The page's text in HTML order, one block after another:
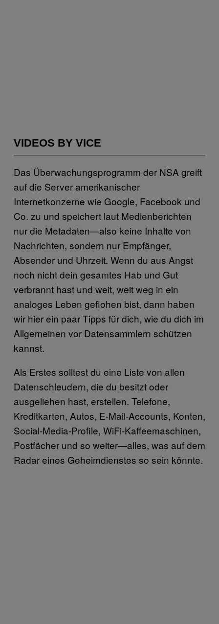
VIDEOS BY VICE
Das Überwachungsprogramm der NSA greift
auf die Server amerikanischer
Internetkonzerne wie Google, Facebook und
Co. zu und speichert laut Medienberichten
nur die Metadaten—also keine Inhalte von
Nachrichten, sondern nur Empfänger,
Absender und Uhrzeit. Wenn du aus Angst
noch nicht dein gesamtes Hab und Gut
verbrannt hast und weit, weit weg in ein
analoges Leben geflohen bist, dann haben
wir hier ein paar Tipps für dich, wie du dich im
Allgemeinen vor Datensammlern schützen
kannst.
Als Erstes solltest du eine Liste von allen
Datenschleudern, die du besitzt oder
ausgeliehen hast, erstellen. Telefone,
Kreditkarten, Autos, E-Mail-Accounts, Konten,
Social-Media-Profile, WiFi-Kaffeemaschinen,
Postfächer und so weiter—alles, was auf dem
Radar eines Geheimdienstes so sein könnte.